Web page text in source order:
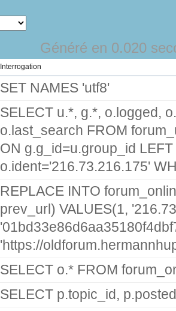
Généré en 0.020
Interrogation
SET NAMES 'utf8'
SELECT u.*, g.*, o.logged,
o.last_search FROM
ON g.g_id=u.group_id
o.ident='216.73.216.175'
REPLACE INTO
prev_url) VALUES(1,
'https://
SELECT o.* FROM
SELECT p.topic_id,